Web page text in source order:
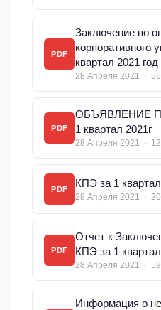
PDF
Заключение по
корпоративного
квартал 2021 год
28 Апреля 2021 ·
PDF
ОБЪЯВЛЕНИЕ
1 квартал 2021г
28 Апреля 2021 ·
PDF
КПЭ за 1
28 Апреля 2021 ·
PDF
Отчет к
КПЭ за 1
28 Апреля 2021 ·
Информация о